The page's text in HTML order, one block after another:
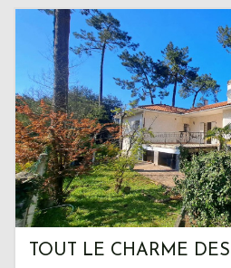
TOUT LE CHARME